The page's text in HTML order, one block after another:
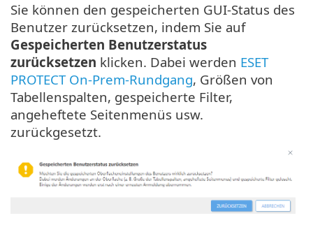
Sie können den gespeicherten GUI-Status des
Benutzer zurücksetzen, indem Sie auf
Gespeicherten Benutzerstatus
zurücksetzen klicken. Dabei werden ESET
PROTECT On-Prem-Rundgang, Größen von
Tabellenspalten, gespeicherte Filter,
angeheftete Seitenmenüs usw.
zurückgesetzt.